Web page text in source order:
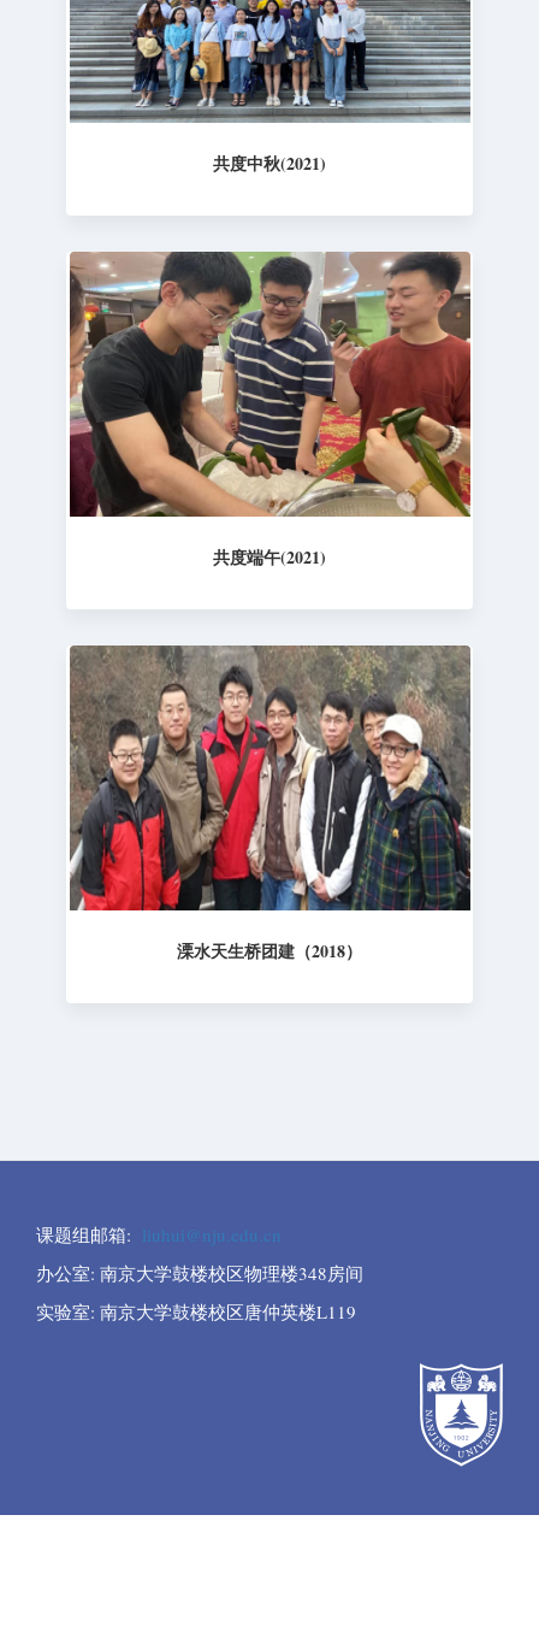
共度中秋(2021)
共度端午(2021)
溧水天生桥团建（2018）
课题组邮箱: liuhui@nju.edu.cn
办公室: 南京大学鼓楼校区物理楼348房间
实验室: 南京大学鼓楼校区唐仲英楼L119